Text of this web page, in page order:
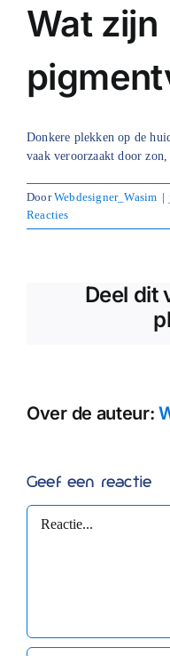
Blog
Afspraak maken
Wat zijn
Donkere plekken op de
vaak veroorzaakt door
DoorWebdesigner_Wasim |
Reacties
Deel dit
Over de auteur:
Geef een reactie
Reactie